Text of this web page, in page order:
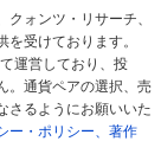
ォンツ・リサーチ、
受けております。
運営しており、投
。通貨ペアの選択、売
さるようにお願いいた
ー・ポリシー、著作